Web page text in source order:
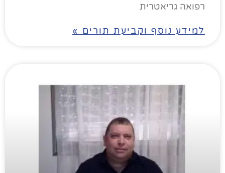
רפואה גריאטרית
למידע נוסף וקביעת תורים »